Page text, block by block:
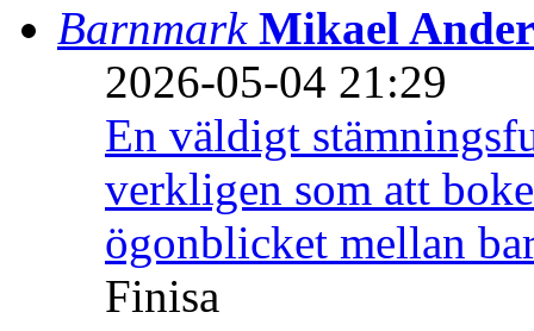
Barnmark Mikael
2026-05-04 21:29
En väldigt
verkligen som att
ögonblicket mellan
Finisa